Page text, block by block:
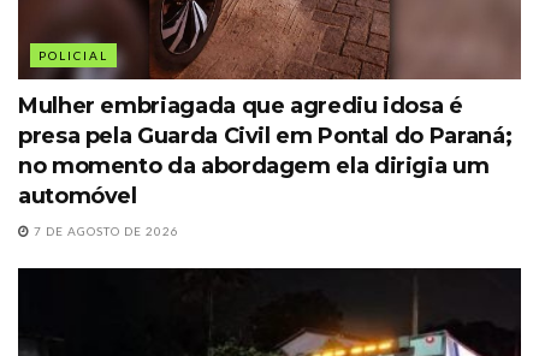
POLICIAL
Mulher embriagada que agrediu idosa é
presa pela Guarda Civil em Pontal do Paraná;
no momento da abordagem ela dirigia um
automóvel
7 DE AGOSTO DE 2026